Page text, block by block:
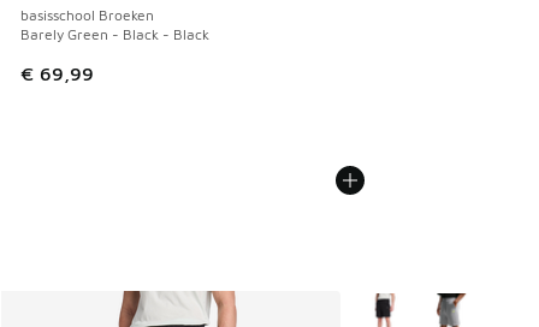
basisschool Broeken
Barely Green - Black - Black
€ 69,99
Meer kleuren